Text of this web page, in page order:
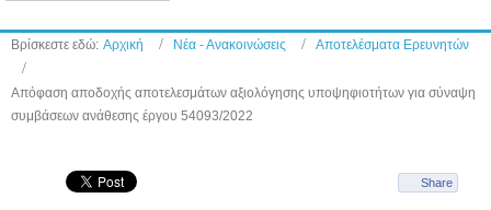
Βρίσκεστε εδώ: Αρχική Νέα - Ανακοινώσεις Αποτελέσματα Ερευνητών
Απόφαση αποδοχής αποτελεσμάτων αξιολόγησης υποψηφιοτήτων για σύναψη
συμβάσεων ανάθεσης έργου 54093/2022
Share